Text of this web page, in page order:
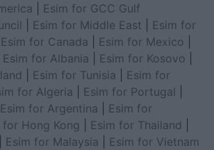
Esim for GCC Gulf
Esim for Middle East
Esim for
Esim for Canada Esim for Mexico
Esim for Albania Esim for Kosovo
Esim for Tunisia
Esim for
for Algeria Esim for Portugal
Esim for Argentina
Esim for
for Hong Kong Esim for Thailand
Esim for Malaysia
Esim for Vietnam